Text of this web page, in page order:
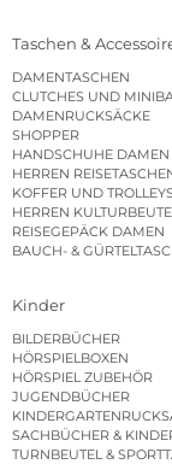
Taschen &
DAMENTASCHEN
CLUTCHES UND
DAMENRUCKSÄCKE
SHOPPER
HANDSCHUHE DAMEN
HERREN
KOFFER UND
HERREN
REISEGEPÄCK DAMEN
BAUCH- &
Kinder
BILDERBÜCHER
HÖRSPIELBOXEN
HÖRSPIEL ZUBEHÖR
JUGENDBÜCHER
SACHBÜCHER &
TURNBEUTEL &